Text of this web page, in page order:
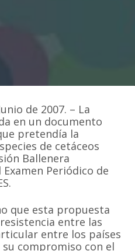
de 2007. – La
en un documento
pretendía la
de cetáceos
Ballenera
Periódico de
que esta propuesta
entre las
entre los países
compromiso con el